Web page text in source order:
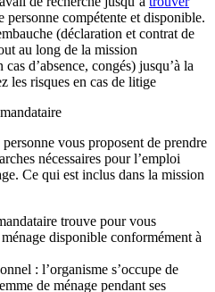
personne compétente et disponible.
(déclaration et contrat de
au long de la mission
d’absence, congés) jusqu’à la
les risques en cas de litige
vous proposent de prendre
nécessaires pour l’emploi
Ce qui est inclus dans la mission
trouve pour vous
disponible conformément à
: l’organisme s’occupe de
de ménage pendant ses